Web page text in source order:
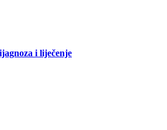
i liječenje